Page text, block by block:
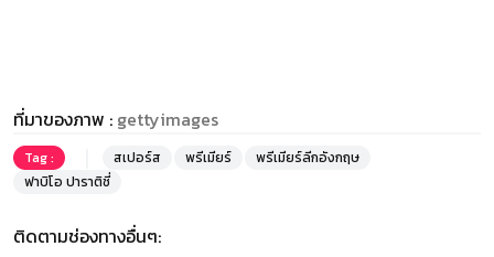
ที่มาของภาพ : gettyimages
Tag : สเปอร์ส พรีเมียร์
พรีเมียร์ลีกอังกฤษ
ฟาบิโอ ปาราติชี่
ติดตามช่องทางอื่นๆ: